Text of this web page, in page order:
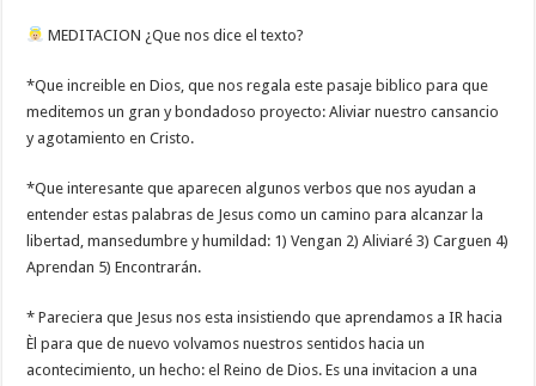
MEDITACION ¿Que nos dice el texto?
*Que increible en Dios, que nos regala este pasaje biblico para que
meditemos un gran y bondadoso proyecto: Aliviar nuestro cansancio
y agotamiento en Cristo.
*Que interesante que aparecen algunos verbos que nos ayudan a
entender estas palabras de Jesus como un camino para alcanzar la
libertad, mansedumbre y humildad: 1) Vengan 2) Aliviaré 3) Carguen 4)
Aprendan 5) Encontrarán.
* Pareciera que Jesus nos esta insistiendo que aprendamos a IR hacia
Èl para que de nuevo volvamos nuestros sentidos hacia un
acontecimiento, un hecho: el Reino de Dios. Es una invitacion a una